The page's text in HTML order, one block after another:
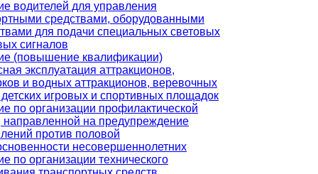
водителей для управления
средствами, оборудованными
для подачи специальных световых
сигналов
(повышение квалификации)
эксплуатация аттракционов,
и водных аттракционов, веревочных
игровых и спортивных площадок
по организации профилактической
направленной на предупреждение
против половой
несовершеннолетних
по организации технического